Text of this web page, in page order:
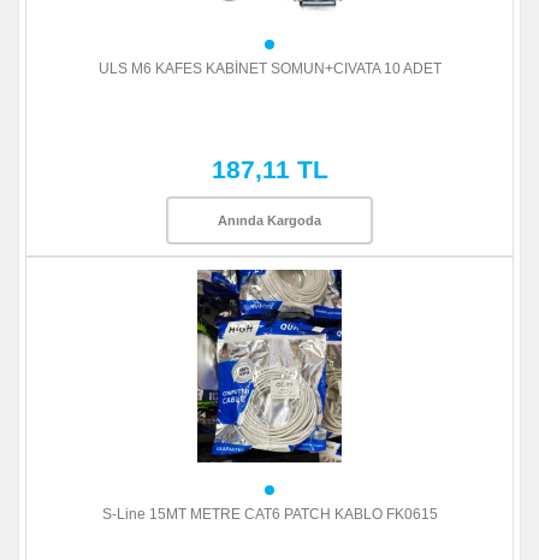
ULS M6 KAFES KABİNET SOMUN+CIVATA 10 ADET
187,11 TL
Anında Kargoda
S-Line 15MT METRE CAT6 PATCH KABLO FK0615